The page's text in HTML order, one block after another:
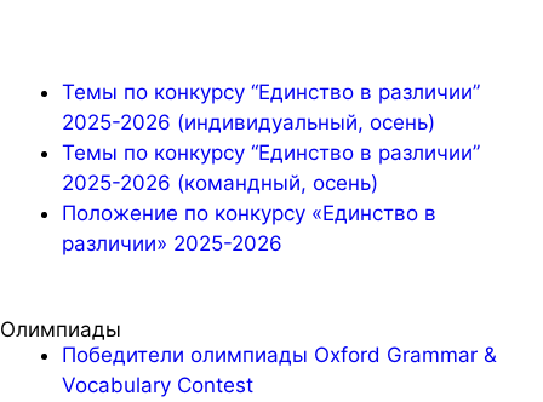
Темы по конкурсу “Единство в различии”
2025-2026 (индивидуальный, осень)
Темы по конкурсу “Единство в различии”
2025-2026 (командный, осень)
Положение по конкурсу «Единство в
различии» 2025-2026
Олимпиады
Победители олимпиады Oxford Grammar &
Vocabulary Contest